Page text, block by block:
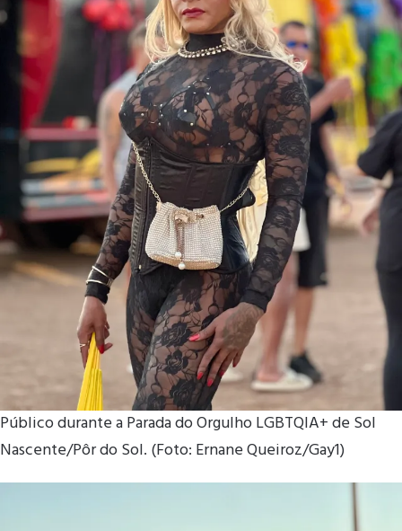
Público durante a Parada do Orgulho LGBTQIA+ de Sol
Nascente/Pôr do Sol. (Foto: Ernane Queiroz/Gay1)